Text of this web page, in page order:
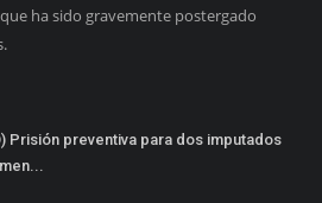
ha sido gravemente postergado
Prisión preventiva para dos imputados